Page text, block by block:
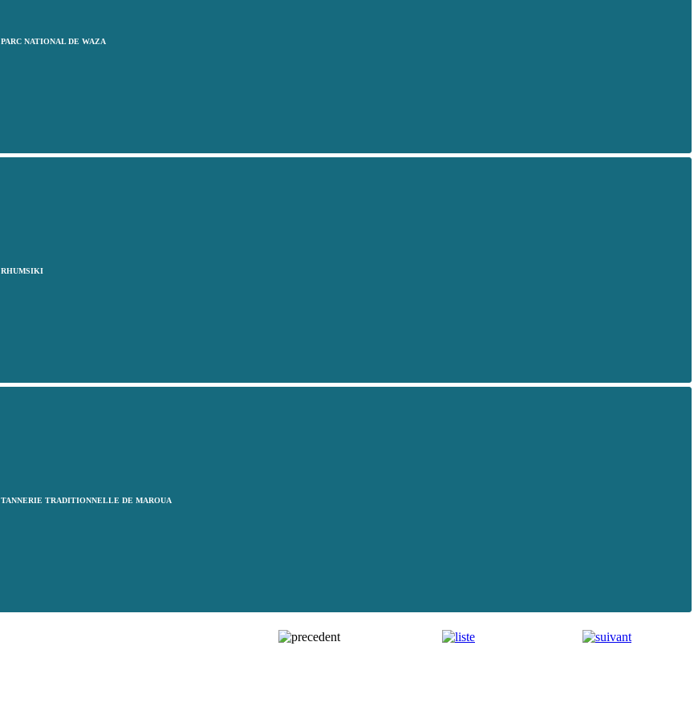
PARC NATIONAL DE WAZA
RHUMSIKI
TANNERIE TRADITIONNELLE DE MAROUA